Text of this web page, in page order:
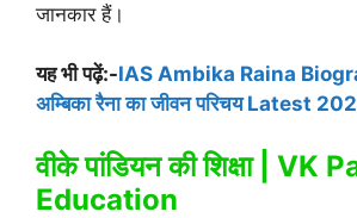
जानकार हैं।
यह भी पढ़ें:-IAS Ambika Raina
अम्बिका रैना का जीवन परिचय Latest
वीके पांडियन की शिक्षा | VK
Education